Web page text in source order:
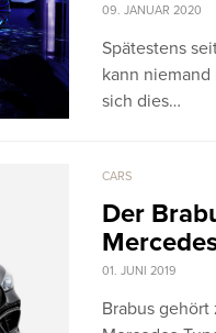
09. JANUAR 2020
Spätestens
kann niemand
sich dies…
CARS
Der
01. JUNI 2019
Brabus